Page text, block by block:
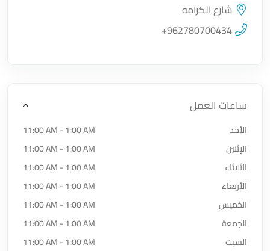
اضغط لتحميل الموقع
شارع الكرامه
+962780700434
ساعات العمل
الأحد
11:00 AM - 1:00 AM
الإثنين
11:00 AM - 1:00 AM
الثلاثاء
11:00 AM - 1:00 AM
الأربعاء
11:00 AM - 1:00 AM
الخميس
11:00 AM - 1:00 AM
الجمعة
11:00 AM - 1:00 AM
السبت
11:00 AM - 1:00 AM